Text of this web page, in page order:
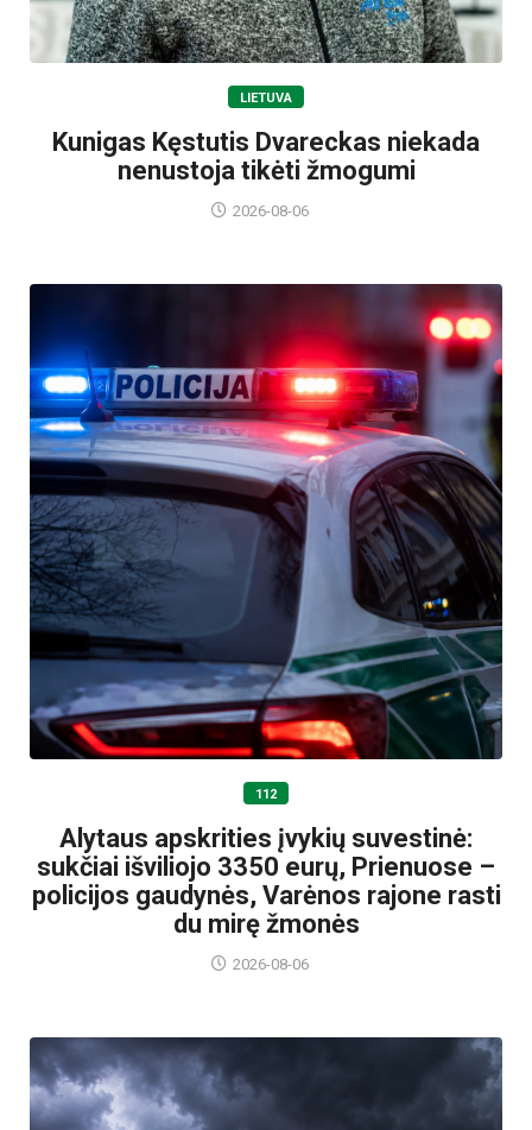
LIETUVA
Kunigas Kęstutis Dvareckas niekada
nenustoja tikėti žmogumi
2026-08-06
112
Alytaus apskrities įvykių suvestinė:
sukčiai išviliojo 3350 eurų, Prienuose –
policijos gaudynės, Varėnos rajone rasti
du mirę žmonės
2026-08-06